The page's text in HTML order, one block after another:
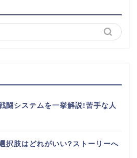
闘システムを一挙解説!苦手な人
択肢はどれがいい?ストーリーへ